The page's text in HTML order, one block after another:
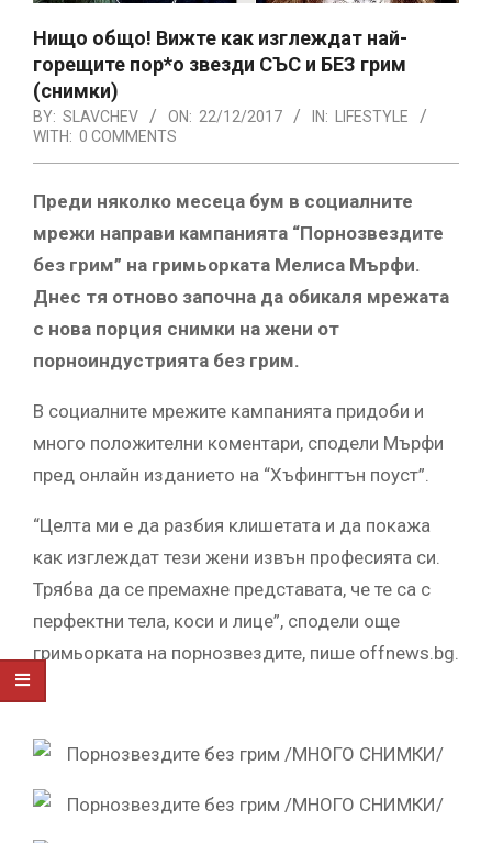
Нищо общо! Вижте как изглеждат най-
горещите пор*о звезди СЪС и БЕЗ грим
(снимки)
BY: SLAVCHEV ON: 22/12/2017 IN:
LIFESTYLE
WITH: 0 COMMENTS
Преди няколко месеца бум в социалните
мрежи направи кампанията “Порнозвездите
без грим” на гримьорката Мелиса Мърфи.
Днес тя отново започна да обикаля мрежата
с нова порция снимки на жени от
порноиндустрията без грим.
В социалните мрежите кампанията придоби и
много положителни коментари, сподели Мърфи
пред онлайн изданието на “Хъфингтън поуст”.
“Целта ми е да разбия клишетата и да покажа
как изглеждат тези жени извън професията си.
Трябва да се премахне представата, че те са с
перфектни тела, коси и лице”, сподели още
гримьорката на порнозвездите, пише offnews.bg.